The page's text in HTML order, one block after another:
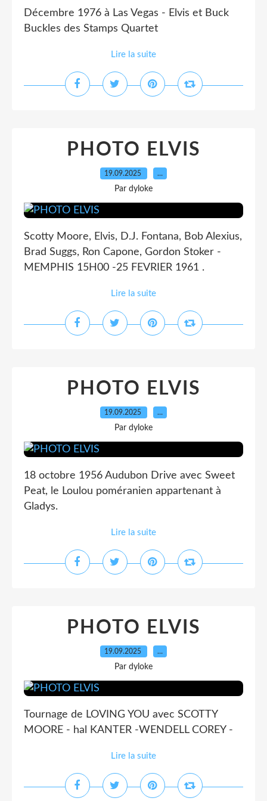
Décembre 1976 à Las Vegas - Elvis et Buck
Buckles des Stamps Quartet
Lire la suite
PHOTO ELVIS
19.09.2025 …
Par dyloke
Scotty Moore, Elvis, D.J. Fontana, Bob Alexius,
Brad Suggs, Ron Capone, Gordon Stoker -
MEMPHIS 15H00 -25 FEVRIER 1961 .
Lire la suite
PHOTO ELVIS
19.09.2025 …
Par dyloke
18 octobre 1956 Audubon Drive avec Sweet
Peat, le Loulou poméranien appartenant à
Gladys.
Lire la suite
PHOTO ELVIS
19.09.2025 …
Par dyloke
Tournage de LOVING YOU avec SCOTTY
MOORE - hal KANTER -WENDELL COREY -
Lire la suite